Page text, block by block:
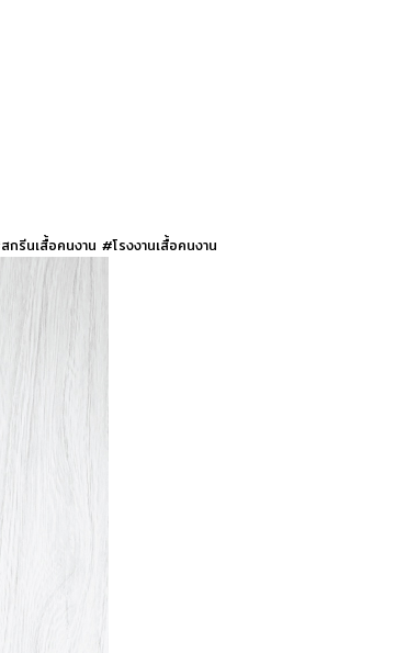
รีนเสื้อคนงาน #โรงงานเสื้อคนงาน